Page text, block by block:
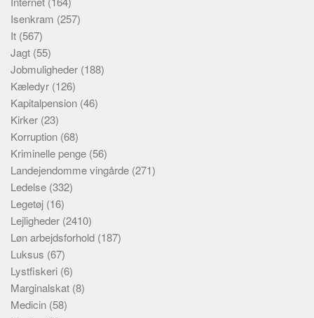
Isenkram (257)
It (567)
Jagt (55)
Jobmuligheder (188)
Kæledyr (126)
Kapitalpension (46)
Kirker (23)
Korruption (68)
Kriminelle penge (56)
Landejendomme vingårde (271)
Ledelse (332)
Legetøj (16)
Lejligheder (2410)
Løn arbejdsforhold (187)
Luksus (67)
Lystfiskeri (6)
Marginalskat (8)
Medicin (58)